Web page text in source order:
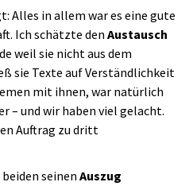
Alles in allem war es eine gute
Ich schätzte den Austausch
weil sie nicht aus dem
sie Texte auf Verständlichkeit
mit ihnen, war natürlich
– und wir haben viel gelacht.
Auftrag zu dritt
seinen Auszug